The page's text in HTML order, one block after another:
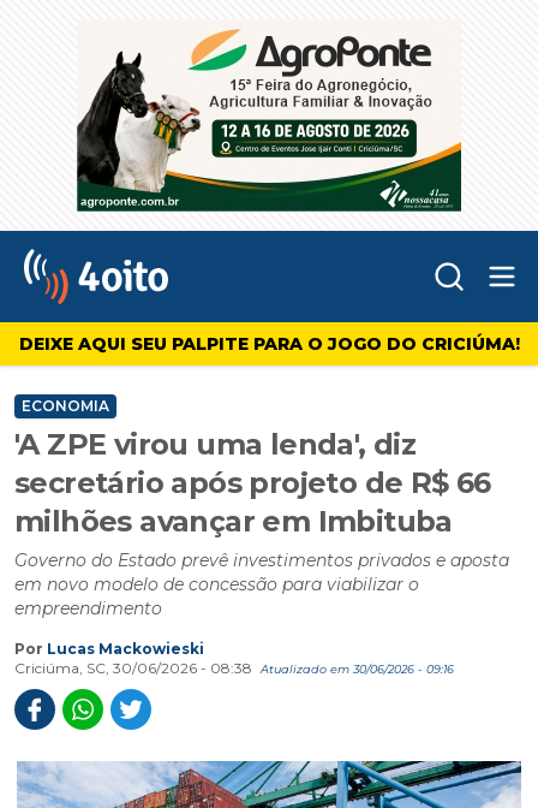
4oito
DEIXE AQUI SEU PALPITE PARA O JOGO DO CRICIÚMA!
ECONOMIA
'A ZPE virou uma lenda', diz
secretário após projeto de R$ 66
milhões avançar em Imbituba
Governo do Estado prevê investimentos privados e aposta
em novo modelo de concessão para viabilizar o
empreendimento
Por Lucas Mackowieski
Criciúma, SC, 30/06/2026 - 08:38
Atualizado em 30/06/2026 - 09:16